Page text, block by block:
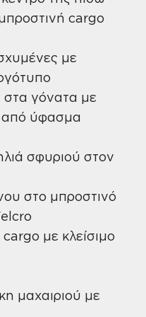
cargo
με
στα γόνατα με
από ύφασμα
σφυριού στον
στο μπροστινό
με κλείσιμο
μαχαιριού με